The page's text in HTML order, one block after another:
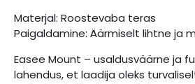
Materjal: Roostevaba teras
Paigaldamine: Äärmiselt lihtne ja
Easee Mount – usaldusväärne ja
lahendus, et laadija oleks